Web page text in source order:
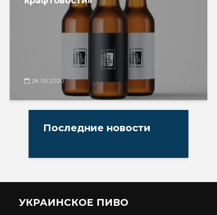
28.05.2020
Последние новости
УКРАИНСКОЕ ПИВО